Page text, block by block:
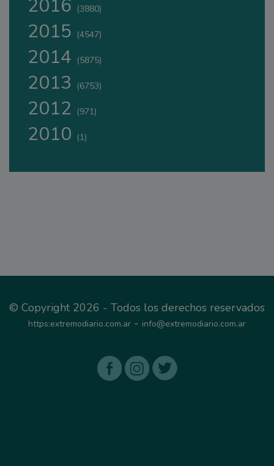
2016 (3880)
2015 (4547)
2014 (5875)
2013 (6753)
2012 (971)
2010 (1)
© Copyright 2026 - Todos los derechos reservados
https:extremodiario.com.ar - info@extremodiario.com.ar